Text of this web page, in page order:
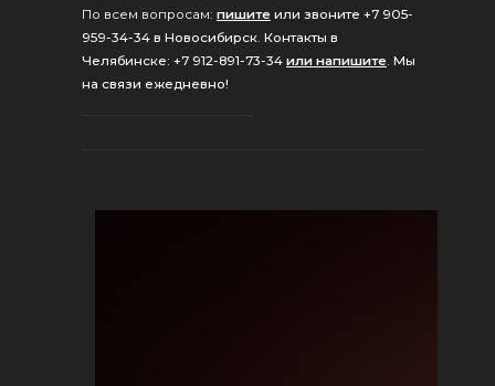
По всем вопросам: пишите или звоните +7 905-
959-34-34 в Новосибирск. Контакты в
Челябинске: +7 912-891-73-34 или напишите. Мы
на связи ежедневно!